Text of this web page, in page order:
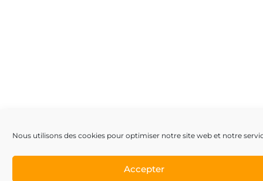
Nous utilisons des cookies pour optimiser notre site web et notre
Accepter